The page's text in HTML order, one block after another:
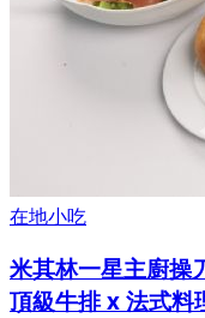
在地小吃
米其林一星主廚操
頂級牛排 x 法式料